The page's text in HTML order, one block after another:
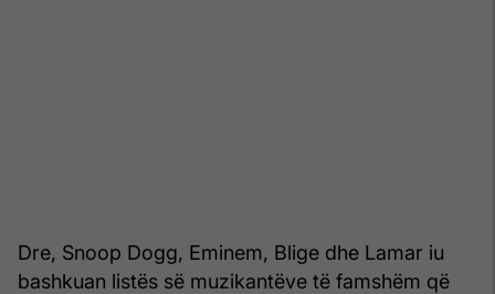
Dre, Snoop Dogg, Eminem, Blige dhe Lamar iu
bashkuan listës së muzikantëve të famshëm që